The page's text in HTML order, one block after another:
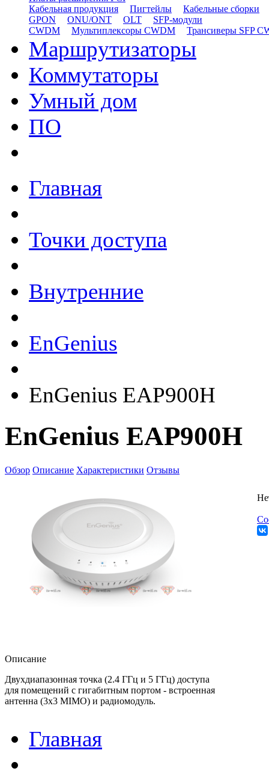
Кабельная продукция
Пигтейлы
Кабельные сборки
GPON
ONU/ONT OLT
SFP-модули
CWDM
Мультиплексоры CWDM Трансиверы SFP
Маршрутизаторы
Коммутаторы
Умный дом
ПО
Главная
Точки доступа
Внутренние
EnGenius
EnGenius EAP900H
EnGenius EAP900H
Обзор Описание Характеристики Отзывы
Описание
Двухдиапазонная точка (2.4 ГГц и 5 ГГц) доступа
для помещений c гигабитным портом - встроенная
антенна (3х3 MIMO) и радиомодуль.
Главная